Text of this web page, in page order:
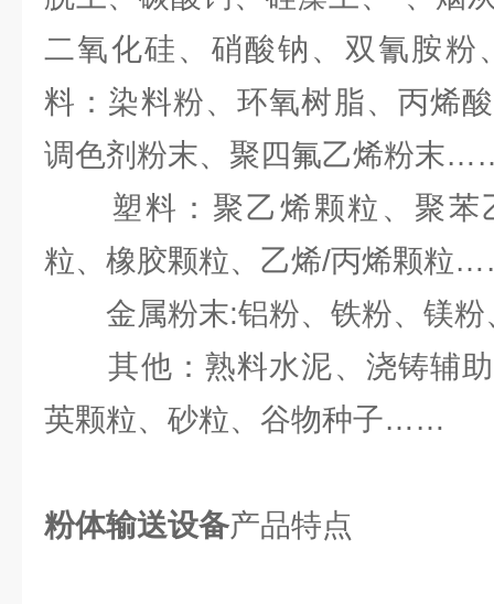
二氧化硅、硝酸钠、双氰胺
料：染料粉、环氧树脂、丙烯
调色剂粉末、聚四氟乙烯粉末
塑料：聚乙烯颗粒、聚苯
粒、橡胶颗粒、乙烯/丙烯颗粒
金属粉末:铝粉、铁粉、镁
其他：熟料水泥、浇铸辅助
英颗粒、砂粒、谷物种子……
粉体输送设备产品特点